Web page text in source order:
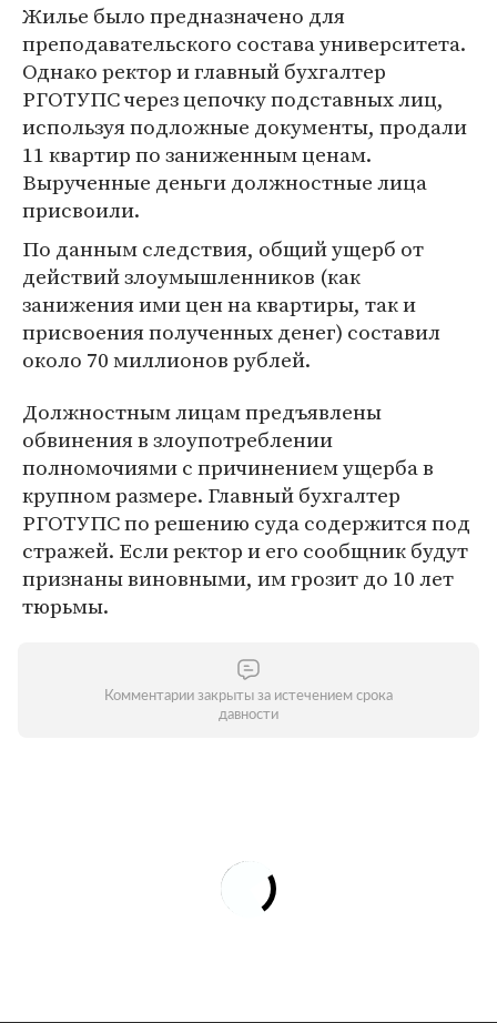
Жилье было предназначено для
преподавательского состава университета.
Однако ректор и главный бухгалтер
РГОТУПС через цепочку подставных лиц,
используя подложные документы, продали
11 квартир по заниженным ценам.
Вырученные деньги должностные лица
присвоили.
По данным следствия, общий ущерб от
действий злоумышленников (как
занижения ими цен на квартиры, так и
присвоения полученных денег) составил
около 70 миллионов рублей.
Должностным лицам предъявлены
обвинения в злоупотреблении
полномочиями с причинением ущерба в
крупном размере. Главный бухгалтер
РГОТУПС по решению суда содержится под
стражей. Если ректор и его сообщник будут
признаны виновными, им грозит до 10 лет
тюрьмы.
Комментарии закрыты за истечением срока
давности